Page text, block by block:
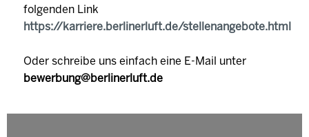
folgenden Link
https://karriere.berlinerluft.de/stellenangebote.html
Oder schreibe uns einfach eine E-Mail unter
bewerbung@berlinerluft.de